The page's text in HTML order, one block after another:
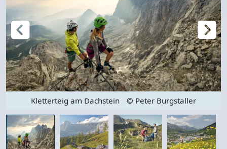
Kletterteig am Dachstein © Peter Burgstaller